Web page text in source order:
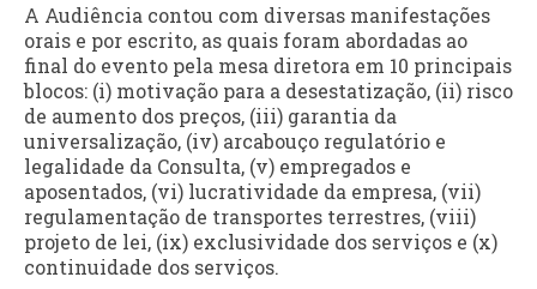
A Audiência contou com diversas manifestações
orais e por escrito, as quais foram abordadas ao
final do evento pela mesa diretora em 10 principais
blocos: (i) motivação para a desestatização, (ii) risco
de aumento dos preços, (iii) garantia da
universalização, (iv) arcabouço regulatório e
legalidade da Consulta, (v) empregados e
aposentados, (vi) lucratividade da empresa, (vii)
regulamentação de transportes terrestres, (viii)
projeto de lei, (ix) exclusividade dos serviços e (x)
continuidade dos serviços.